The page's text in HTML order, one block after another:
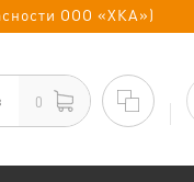
ООО «ХКА»)
0